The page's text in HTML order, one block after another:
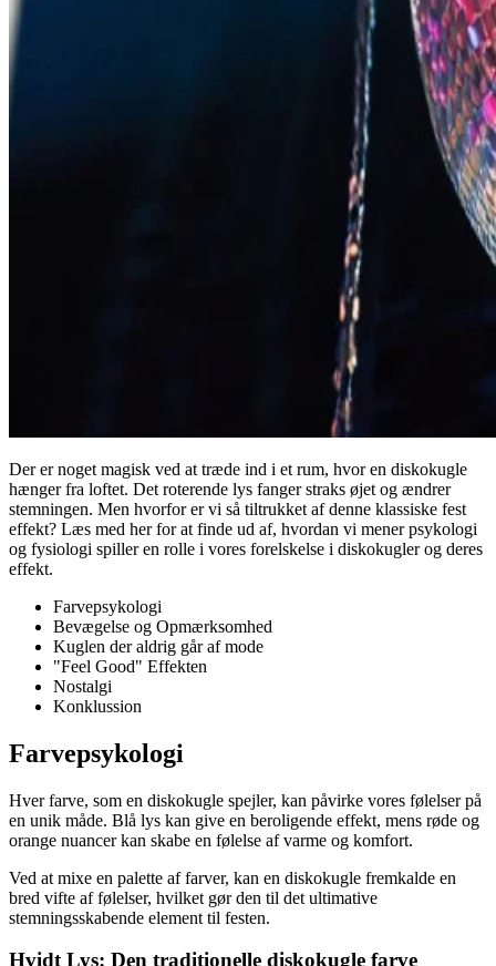
Der er noget magisk ved at træde ind i et rum, hvor en diskokugle
hænger fra loftet. Det roterende lys fanger straks øjet og ændrer
stemningen. Men hvorfor er vi så tiltrukket af denne klassiske fest
effekt? Læs med her for at finde ud af, hvordan vi mener psykologi
og fysiologi spiller en rolle i vores forelskelse i diskokugler og deres
effekt.
Farvepsykologi
Bevægelse og Opmærksomhed
Kuglen der aldrig går af mode
"Feel Good" Effekten
Nostalgi
Konklussion
Farvepsykologi
Hver farve, som en diskokugle spejler, kan påvirke vores følelser på
en unik måde. Blå lys kan give en beroligende effekt, mens røde og
orange nuancer kan skabe en følelse af varme og komfort.
Ved at mixe en palette af farver, kan en diskokugle fremkalde en
bred vifte af følelser, hvilket gør den til det ultimative
stemningsskabende element til festen.
Hvidt Lys: Den traditionelle diskokugle farve